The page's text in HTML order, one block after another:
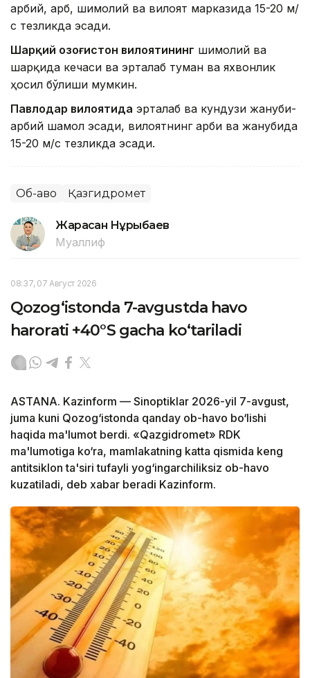
ғарбий, ғарб, шимолий ва вилоят марказида 15-20 м/
с тезликда эсади.
Шарқий Қозоғистон вилоятининг шимолий ва
шарқида кечаси ва эрталаб туман ва яхвонлик
ҳосил бўлиши мумкин.
Павлодар вилоятида эрталаб ва кундузи жануби-
ғарбий шамол эсади, вилоятнинг ғарби ва жанубида
15-20 м/с тезликда эсади.
Об-ҳаво Қазгидромет
Жарасқан Нұрыбаев
Муаллиф
08:37, 07 Август 2026
Qozog‘istonda 7-avgustda havo
harorati +40°S gacha ko‘tariladi
ASTANA. Kazinform — Sinoptiklar 2026-yil 7-avgust,
juma kuni Qozog‘istonda qanday ob-havo bo‘lishi
haqida ma'lumot berdi. «Qazgidromet» RDK
ma'lumotiga ko‘ra, mamlakatning katta qismida keng
antitsiklon ta'siri tufayli yog‘ingarchiliksiz ob-havo
kuzatiladi, deb xabar beradi Kazinform.